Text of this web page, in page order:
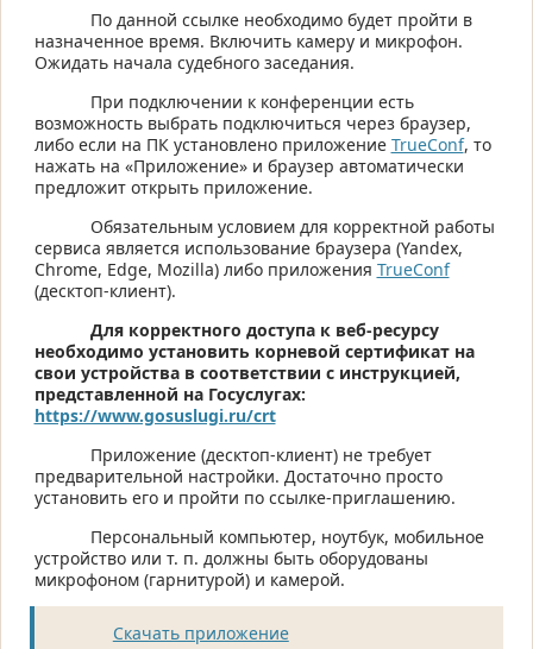
По данной ссылке необходимо будет пройти в
назначенное время. Включить камеру и микрофон.
Ожидать начала судебного заседания.
При подключении к конференции есть
возможность выбрать подключиться через браузер,
либо если на ПК установлено приложение TrueConf, то
нажать на «Приложение» и браузер автоматически
предложит открыть приложение.
Обязательным условием для корректной работы
сервиса является использование браузера (Yandex,
Chrome, Edge, Mozilla) либо приложения TrueConf
(десктоп-клиент).
Для корректного доступа к веб-ресурсу
необходимо установить корневой сертификат на
свои устройства в соответствии с инструкцией,
представленной на Госуслугах:
https://www.gosuslugi.ru/crt
Приложение (десктоп-клиент) не требует
предварительной настройки. Достаточно просто
установить его и пройти по ссылке-приглашению.
Персональный компьютер, ноутбук, мобильное
устройство или т. п. должны быть оборудованы
микрофоном (гарнитурой) и камерой.
Скачать приложение